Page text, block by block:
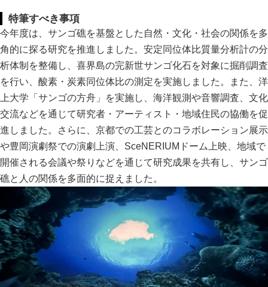
特筆すべき事項
今年度は、サンゴ礁を基盤とした自然・文化・社会の関係を多
角的に探る研究を推進しました。安定同位体比質量分析計の分
析体制を整備し、喜界島の完新世サンゴ化石を対象に掘削調査
を行い、酸素・炭素同位体比の測定を実施しました。また、洋
上大学「サンゴの方舟」を実施し、海洋観測や音響調査、文化
交流などを通じて研究者・アーティスト・地域住民の協働を促
進しました。さらに、京都での工芸とのコラボレーション展示
や豊岡演劇祭での演劇上演、SceNERIUMドーム上映、地域で
開催される会議や祭りなどを通じて研究成果を共有し、サンゴ
礁と人の関係を多面的に捉えました。